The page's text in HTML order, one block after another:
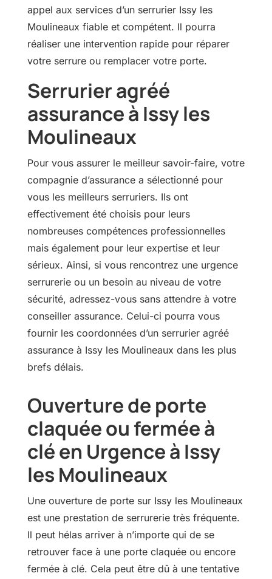
appel aux services d’un serrurier Issy les
Moulineaux fiable et compétent. Il pourra
réaliser une intervention rapide pour réparer
votre serrure ou remplacer votre porte.
Serrurier agréé
assurance à Issy les
Moulineaux
Pour vous assurer le meilleur savoir-faire, votre
compagnie d’assurance a sélectionné pour
vous les meilleurs serruriers. Ils ont
effectivement été choisis pour leurs
nombreuses compétences professionnelles
mais également pour leur expertise et leur
sérieux. Ainsi, si vous rencontrez une urgence
serrurerie ou un besoin au niveau de votre
sécurité, adressez-vous sans attendre à votre
conseiller assurance. Celui-ci pourra vous
fournir les coordonnées d’un serrurier agréé
assurance à Issy les Moulineaux dans les plus
brefs délais.
Ouverture de porte
claquée ou fermée à
clé en Urgence à Issy
les Moulineaux
Une ouverture de porte sur Issy les Moulineaux
est une prestation de serrurerie très fréquente.
Il peut hélas arriver à n’importe qui de se
retrouver face à une porte claquée ou encore
fermée à clé. Cela peut être dû à une tentative